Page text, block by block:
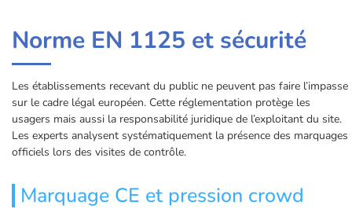
Norme EN 1125 et sécurité
Les établissements recevant du public ne peuvent pas faire l’impasse
sur le cadre légal européen. Cette réglementation protège les
usagers mais aussi la responsabilité juridique de l’exploitant du site.
Les experts analysent systématiquement la présence des marquages
officiels lors des visites de contrôle.
Marquage CE et pression crowd